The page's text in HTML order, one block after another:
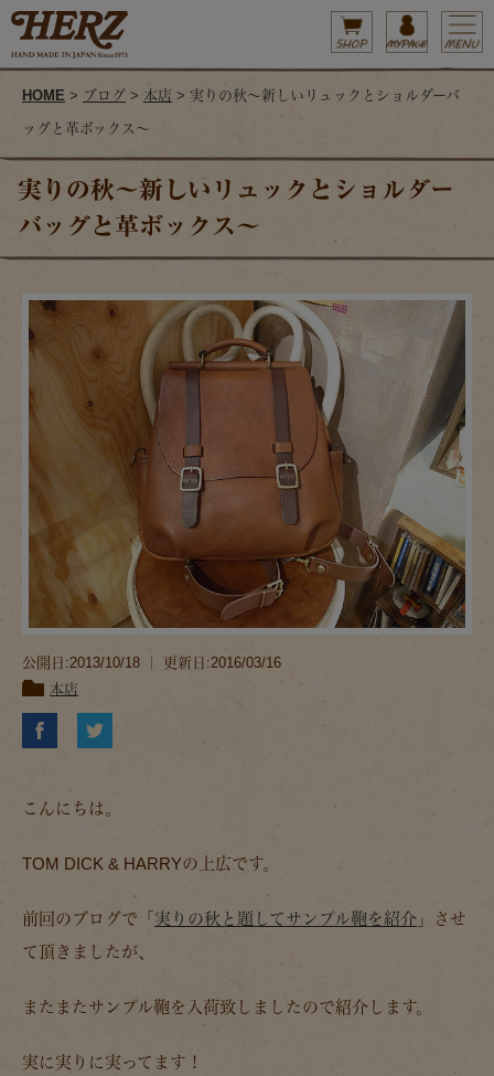
HOME > ブログ > 本店 > 実りの秋～新しいリュックとショルダーバ
ッグと革ボックス～
実りの秋～新しいリュックとショルダー
バッグと革ボックス～
公開日:2013/10/18 ｜ 更新日:2016/03/16
本店
こんにちは。
TOM DICK & HARRYの上広です。
前回のブログで「 実りの秋と題してサンプル鞄を紹介 」させ
て頂きましたが、
またまたサンプル鞄を入荷致しましたので紹介します。
実に実りに実ってます！